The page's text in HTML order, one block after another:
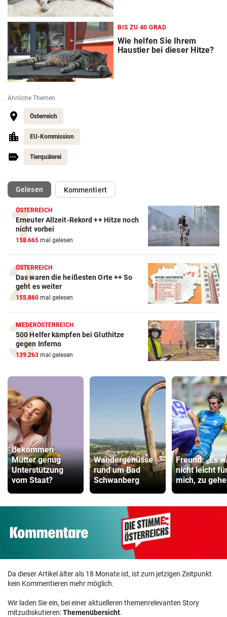
BIS ZU 40 GRAD
Wie helfen Sie Ihrem
Haustier bei dieser Hitze?
Ähnliche Themen
Österreich
EU-Kommission
Tierquälerei
Gelesen(ausgewählt)Kommentiert
ÖSTERREICH
Erneuter Allzeit-Rekord ++ Hitze noch
nicht vorbei
158.665 mal gelesen
ÖSTERREICH
Das waren die heißesten Orte ++ So
geht es weiter
155.860 mal gelesen
NIEDERÖSTERREICH
500 Helfer kämpfen bei Gluthitze
gegen Inferno
139.263 mal gelesen
Bekommen
Mütter genug
Unterstützung
vom Staat?
Wandergenüsse
rund um Bad
Schwanberg
Freund: „Es
nicht leicht
mich, zu
Da dieser Artikel älter als 18 Monate ist, ist zum jetzigen Zeitpunkt
kein Kommentieren mehr möglich.
Wir laden Sie ein, bei einer aktuelleren themenrelevanten Story
mitzudiskutieren:Themenübersicht.